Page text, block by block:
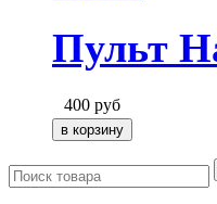
Пульт
400 руб